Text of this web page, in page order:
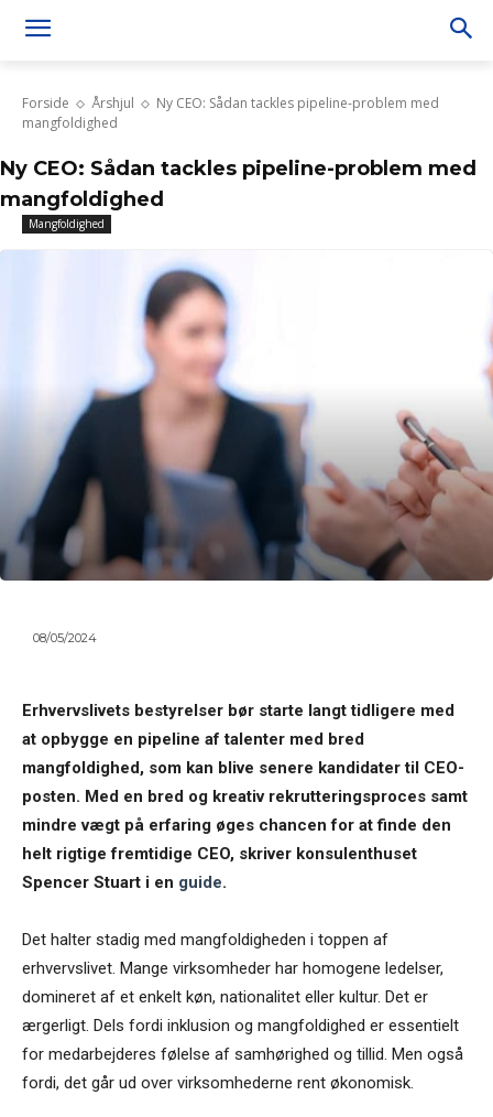
Forside Årshjul
Ny CEO: Sådan tackles pipeline-problem med
mangfoldighed
Ny CEO: Sådan tackles pipeline-problem med
mangfoldighed
Mangfoldighed
08/05/2024
Erhvervslivets bestyrelser bør starte langt tidligere med
at opbygge en pipeline af talenter med bred
mangfoldighed, som kan blive senere kandidater til CEO-
posten. Med en bred og kreativ rekrutteringsproces samt
mindre vægt på erfaring øges chancen for at finde den
helt rigtige fremtidige CEO, skriver konsulenthuset
Spencer Stuart i en guide.
Det halter stadig med mangfoldigheden i toppen af
erhvervslivet. Mange virksomheder har homogene ledelser,
domineret af et enkelt køn, nationalitet eller kultur. Det er
ærgerligt. Dels fordi inklusion og mangfoldighed er essentielt
for medarbejderes følelse af samhørighed og tillid. Men også
fordi, det går ud over virksomhederne rent økonomisk.